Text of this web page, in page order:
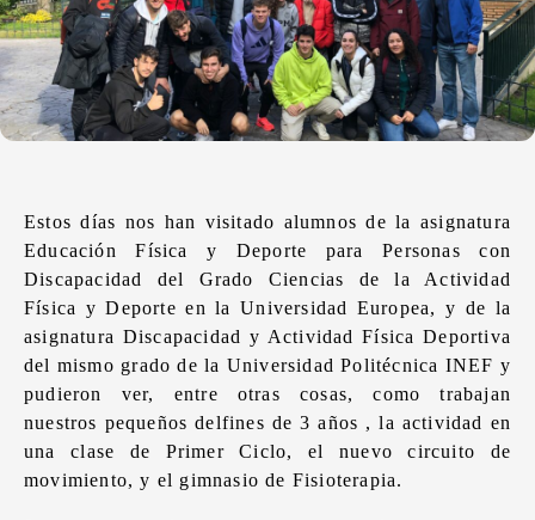
Estos días nos han visitado alumnos de la asignatura
Educación Física y Deporte para Personas con
Discapacidad del Grado Ciencias de la Actividad
Física y Deporte en la Universidad Europea, y de la
asignatura Discapacidad y Actividad Física Deportiva
del mismo grado de la Universidad Politécnica INEF y
pudieron ver, entre otras cosas, como trabajan
nuestros pequeños delfines de 3 años , la actividad en
una clase de Primer Ciclo, el nuevo circuito de
movimiento, y el gimnasio de Fisioterapia.